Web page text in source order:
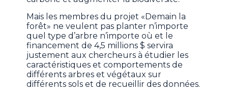
Mais les membres du projet «Demain la
forêt» ne veulent pas planter n’importe
quel type d’arbre n’importe où et le
financement de 4,5 millions $ servira
justement aux chercheurs à étudier les
caractéristiques et comportements de
différents arbres et végétaux sur
différents sols et de recueillir des données.